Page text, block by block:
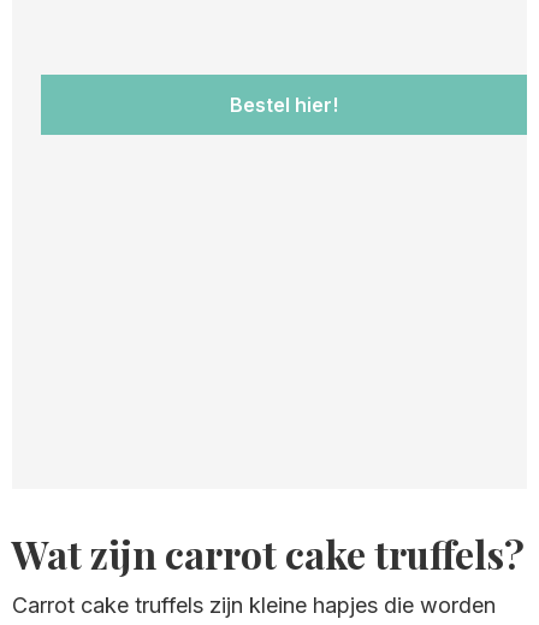
Bestel hier!
Wat zijn carrot cake truffels?
Carrot cake truffels zijn kleine hapjes die worden